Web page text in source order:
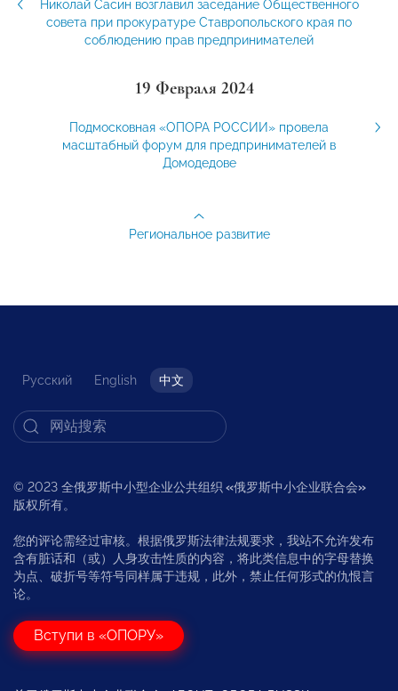
Николай Сасин возглавил заседание Общественного
совета при прокуратуре Ставропольского края по
соблюдению прав предпринимателей
19 Февраля 2024
Подмосковная «ОПОРА РОССИИ» провела
масштабный форум для предпринимателей в
Домодедове
Региональное развитие
Русский English 中文
© 2023 全俄罗斯中小型企业公共组织 «俄罗斯中小企业联合会»
版权所有。
您的评论需经过审核。根据俄罗斯法律法规要求，我站不允许发布
含有脏话和（或）人身攻击性质的内容，将此类信息中的字母替换
为点、破折号等符号同样属于违规，此外，禁止任何形式的仇恨言
论。
Вступи в «ОПОРУ»